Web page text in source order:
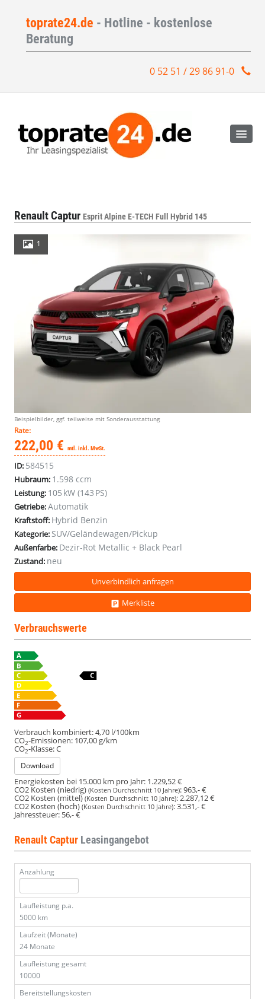
toprate24.de - Hotline - kostenlose
Beratung
0 52 51 / 29 86 91-0
Renault Captur Esprit Alpine E-TECH Full Hybrid 145
1
Beispielbilder, ggf. teilweise mit Sonderausstattung
Rate:
222,00 € mtl. inkl. MwSt.
ID: 584515
Hubraum: 1.598 ccm
Leistung: 105 kW (143 PS)
Getriebe:Automatik
Kraftstoff: Hybrid Benzin
Kategorie: SUV/Geländewagen/Pickup
Außenfarbe: Dezir-Rot Metallic + Black Pearl
Zustand: neu
Unverbindlich anfragen
Merkliste
Verbrauchswerte
Verbrauch kombiniert:4,70 l/100km
CO2-Emissionen: 107,00 g/km
CO2-Klasse:C
Download
Energiekosten bei 15.000 km pro Jahr: 1.229,52 €
CO2 Kosten (niedrig) (Kosten Durchschnitt 10 Jahre):963,- €
CO2 Kosten (mittel)(Kosten Durchschnitt 10 Jahre):2.287,12 €
CO2 Kosten (hoch) (Kosten Durchschnitt 10 Jahre):3.531,- €
Jahressteuer: 56,- €
Renault Captur Leasingangebot
Anzahlung
Laufleistung p.a.
5000 km
Laufzeit (Monate)
24 Monate
Laufleistung gesamt
10000
Bereitstellungskosten